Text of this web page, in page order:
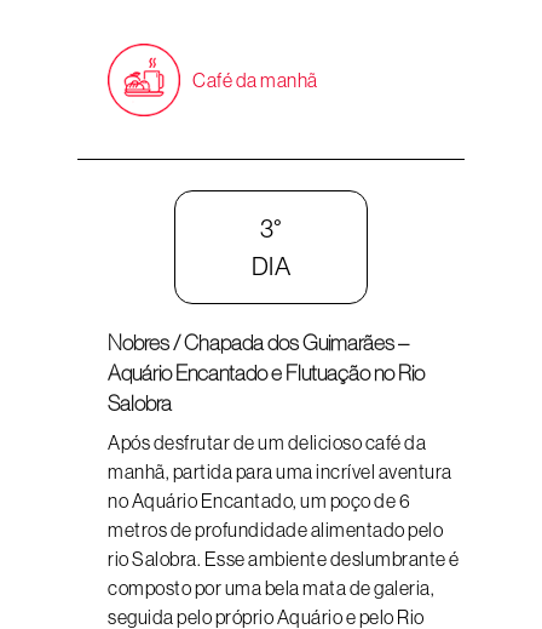
Café da manhã
3°
DIA
Nobres / Chapada dos Guimarães –
Aquário Encantado e Flutuação no Rio
Salobra
Após desfrutar de um delicioso café da
manhã, partida para uma incrível aventura
no Aquário Encantado, um poço de 6
metros de profundidade alimentado pelo
rio Salobra. Esse ambiente deslumbrante é
composto por uma bela mata de galeria,
seguida pelo próprio Aquário e pelo Rio